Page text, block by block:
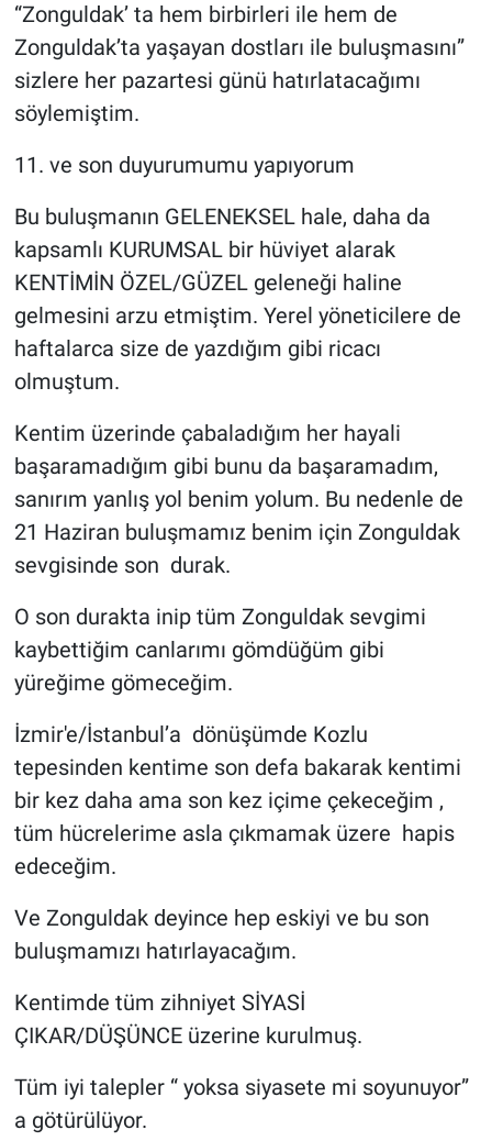
“Zonguldak’ ta hem birbirleri ile hem de
Zonguldak’ta yaşayan dostları ile buluşmasını”
sizlere her pazartesi günü hatırlatacağımı
söylemiştim.
11. ve son duyurumumu yapıyorum
Bu buluşmanın GELENEKSEL hale, daha da
kapsamlı KURUMSAL bir hüviyet alarak
KENTİMİN ÖZEL/GÜZEL geleneği haline
gelmesini arzu etmiştim. Yerel yöneticilere de
haftalarca size de yazdığım gibi ricacı
olmuştum.
Kentim üzerinde çabaladığım her hayali
başaramadığım gibi bunu da başaramadım,
sanırım yanlış yol benim yolum. Bu nedenle de
21 Haziran buluşmamız benim için Zonguldak
sevgisinde son durak.
O son durakta inip tüm Zonguldak sevgimi
kaybettiğim canlarımı gömdüğüm gibi
yüreğime gömeceğim.
İzmir'e/İstanbul’a dönüşümde Kozlu
tepesinden kentime son defa bakarak kentimi
bir kez daha ama son kez içime çekeceğim ,
tüm hücrelerime asla çıkmamak üzere hapis
edeceğim.
Ve Zonguldak deyince hep eskiyi ve bu son
buluşmamızı hatırlayacağım.
Kentimde tüm zihniyet SİYASİ
ÇIKAR/DÜŞÜNCE üzerine kurulmuş.
Tüm iyi talepler “ yoksa siyasete mi soyunuyor”
a götürülüyor.